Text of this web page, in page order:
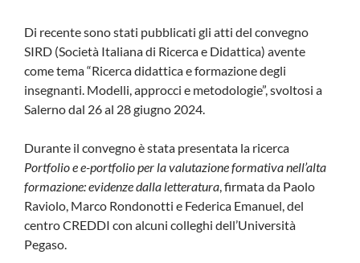
Di recente sono stati pubblicati gli atti del convegno
SIRD (Società Italiana di Ricerca e Didattica) avente
come tema “Ricerca didattica e formazione degli
insegnanti. Modelli, approcci e metodologie”, svoltosi a
Salerno dal 26 al 28 giugno 2024.
Durante il convegno è stata presentata la ricerca
Portfolio e e-portfolio per la valutazione formativa nell’alta
formazione: evidenze dalla letteratura, firmata da Paolo
Raviolo, Marco Rondonotti e Federica Emanuel, del
centro CREDDI con alcuni colleghi dell’Università
Pegaso.